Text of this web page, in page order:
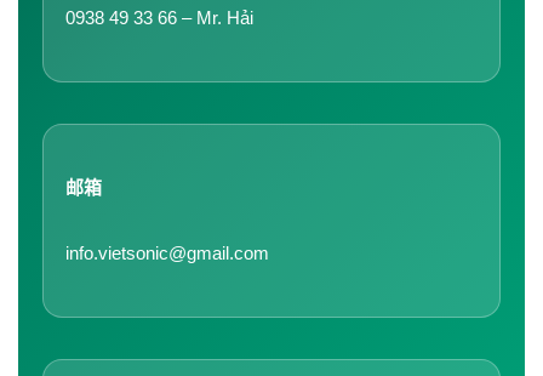
0938 49 33 66 – Mr. Hải
邮箱
info.vietsonic@gmail.com